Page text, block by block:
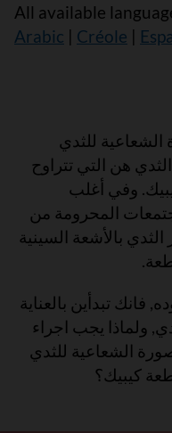
All available
Arabic | Créole |
الشعاعية للثدي
هن التي تتراوح
عاما في كيبيك. وفي أغلب
المحرومة من
بالأشعة السينية
تبدأين بالعناية
ولماذا يجب اجراء
الشعاعية للثدي
كيبيك؟